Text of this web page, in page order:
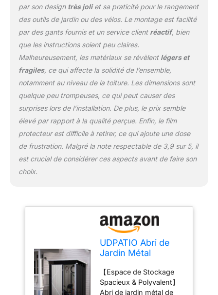
Ventilation Intelligente】
Le toit incliné de cette
cabane de jardin évite
l'accumulation d'eau et
protège contre
l'humidité. Les
ouvertures discrètes
améliorent la circulation
d'air, empêchant la
condensation et les
mauvaises odeurs.
【Porte Verrouillable pour
d'une serrure solide et
d'un verrou, ce abri de
jardin extérieur sécurise
Simple & Service Client
24/7】Toutes les pièces
sont numérotées et
accompagnées d'un
clair. Assemblage facile à
2 personnes. Notre SAV
réactif vous assiste en
par son design très joliet sa praticité pour le rangement
des outils de jardin ou des vélos. Le montage est facilité
par des gants fournis et un service client réactif, bien
que les instructions soient peu claires.
Malheureusement, les matériaux se révèlent légers et
fragiles, ce qui affecte la solidité de l’ensemble,
notamment au niveau de la toiture. Les dimensions sont
quelque peu trompeuses, ce qui peut causer des
surprises lors de l’installation. De plus, le prix semble
élevé par rapport à la qualité perçue. Enfin, le film
protecteur est difficile à retirer, ce qui ajoute une dose
de frustration. Malgré la note respectable de 3,9 sur 5, il
est crucial de considérer ces aspects avant de faire son
choix.
UDPATIO Abri de
Jardin Métal
Cabane de Jardin
Extérieur avec Toit
【Espace de Stockage
Spacieux & Polyvalent】
Abri de jardin métal de